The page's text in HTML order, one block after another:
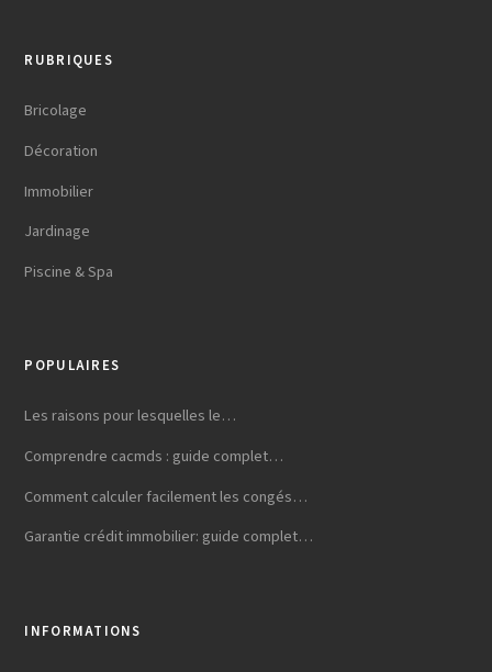
RUBRIQUES
Bricolage
Décoration
Immobilier
Jardinage
Piscine & Spa
POPULAIRES
Les raisons pour lesquelles le…
Comprendre cacmds : guide complet…
Comment calculer facilement les congés…
Garantie crédit immobilier: guide complet…
INFORMATIONS